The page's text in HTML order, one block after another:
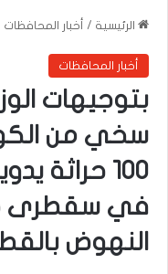
الرئيسية / أخبار المحافظات
أخبار المحافظات
بتوجيهات
سخي من
100 حراثة
في سقطرى
النهوض